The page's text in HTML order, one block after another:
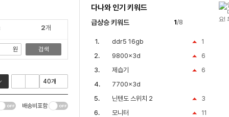
2개
원 검색
배송비포함
다나와 인기 키워드
급상승 키워드 1/8
1
ddr5 16gb
6
9800x3d
6
제습기
7700x3d
3
닌텐도 스위치 2
11
모니터